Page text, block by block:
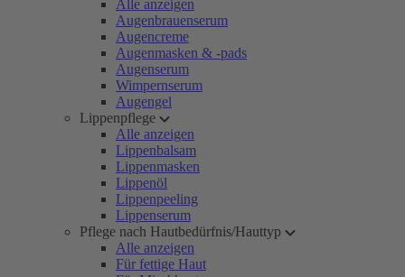
Alle anzeigen
Augenbrauenserum
Augencreme
Augenmasken & -pads
Augenserum
Wimpernserum
Augengel
Lippenpflege
Alle anzeigen
Lippenbalsam
Lippenmasken
Lippenöl
Lippenpeeling
Lippenserum
Pflege nach Hautbedürfnis/Hauttyp
Alle anzeigen
Für fettige Haut